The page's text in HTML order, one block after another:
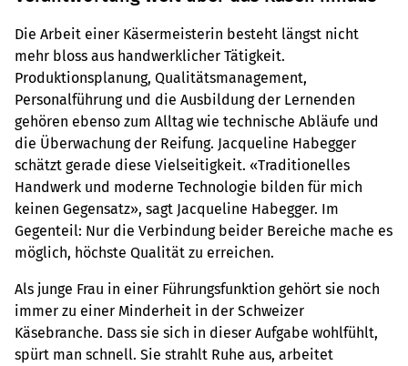
Die Arbeit einer Käsermeisterin besteht längst nicht
mehr bloss aus handwerklicher Tätigkeit.
Produktionsplanung, Qualitätsmanagement,
Personalführung und die Ausbildung der Lernenden
gehören ebenso zum Alltag wie technische Abläufe und
die Überwachung der Reifung. Jacqueline Habegger
schätzt gerade diese Vielseitigkeit. «Traditionelles
Handwerk und moderne Technologie bilden für mich
keinen Gegensatz», sagt Jacqueline Habegger. Im
Gegenteil: Nur die Verbindung beider Bereiche mache es
möglich, höchste Qualität zu erreichen.
Als junge Frau in einer Führungsfunktion gehört sie noch
immer zu einer Minderheit in der Schweizer
Käsebranche. Dass sie sich in dieser Aufgabe wohlfühlt,
spürt man schnell. Sie strahlt Ruhe aus, arbeitet